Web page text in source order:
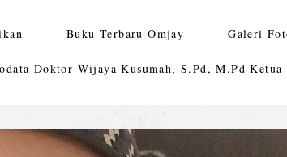
Buku Terbaru Omjay Galeri
Doktor Wijaya Kusumah, S.Pd, M.Pd